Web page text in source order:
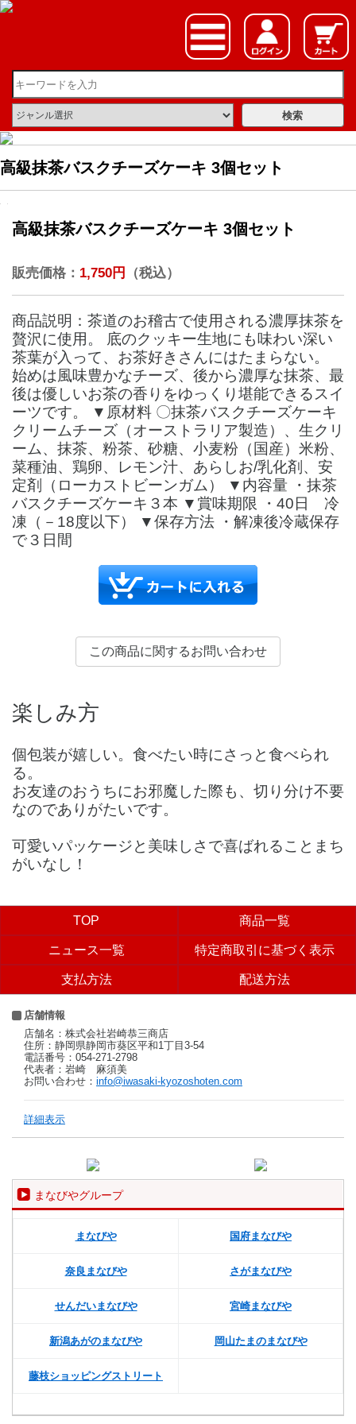
高級抹茶バスクチーズケーキ 3個セット
高級抹茶バスクチーズケーキ 3個セット
販売価格： 1,750円 （税込）
商品説明：茶道のお稽古で使用される濃厚抹茶を
贅沢に使用。 底のクッキー生地にも味わい深い
茶葉が入って、お茶好きさんにはたまらない。
始めは風味豊かなチーズ、後から濃厚な抹茶、最
後は優しいお茶の香りをゆっくり堪能できるスイ
ーツです。 ▼原材料 〇抹茶バスクチーズケーキ
クリームチーズ（オーストラリア製造）、生クリ
ーム、抹茶、粉茶、砂糖、小麦粉（国産）米粉、
菜種油、鶏卵、レモン汁、あらしお/乳化剤、安
定剤（ローカストビーンガム） ▼内容量 ・抹茶
バスクチーズケーキ３本 ▼賞味期限 ・40日 冷
凍（－18度以下） ▼保存方法 ・解凍後冷蔵保存
で３日間
楽しみ方
個包装が嬉しい。食べたい時にさっと食べられ
る。
お友達のおうちにお邪魔した際も、切り分け不要
なのでありがたいです。
可愛いパッケージと美味しさで喜ばれることまち
がいなし！
TOP 商品一覧
ニュース一覧 特定商取引に基づく表示
支払方法 配送方法
店舗情報
店舗名：株式会社岩崎恭三商店
住所：静岡県静岡市葵区平和1丁目3-54
電話番号：054-271-2798
代表者：岩崎 麻須美
お問い合わせ： info@iwasaki-kyozoshoten.com
詳細表示
まなびやグループ
まなびや 国府まなびや
奈良まなびや さがまなびや
せんだいまなびや 宮崎まなびや
新潟あがのまなびや 岡山たまのまなびや
藤枝ショッピングストリート